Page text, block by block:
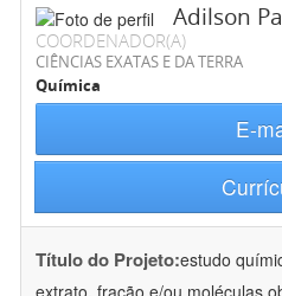
Adilson
COORDENADOR(A)
CIÊNCIAS EXATAS E DA TERRA
Química
E-
Título do Projeto:estudo